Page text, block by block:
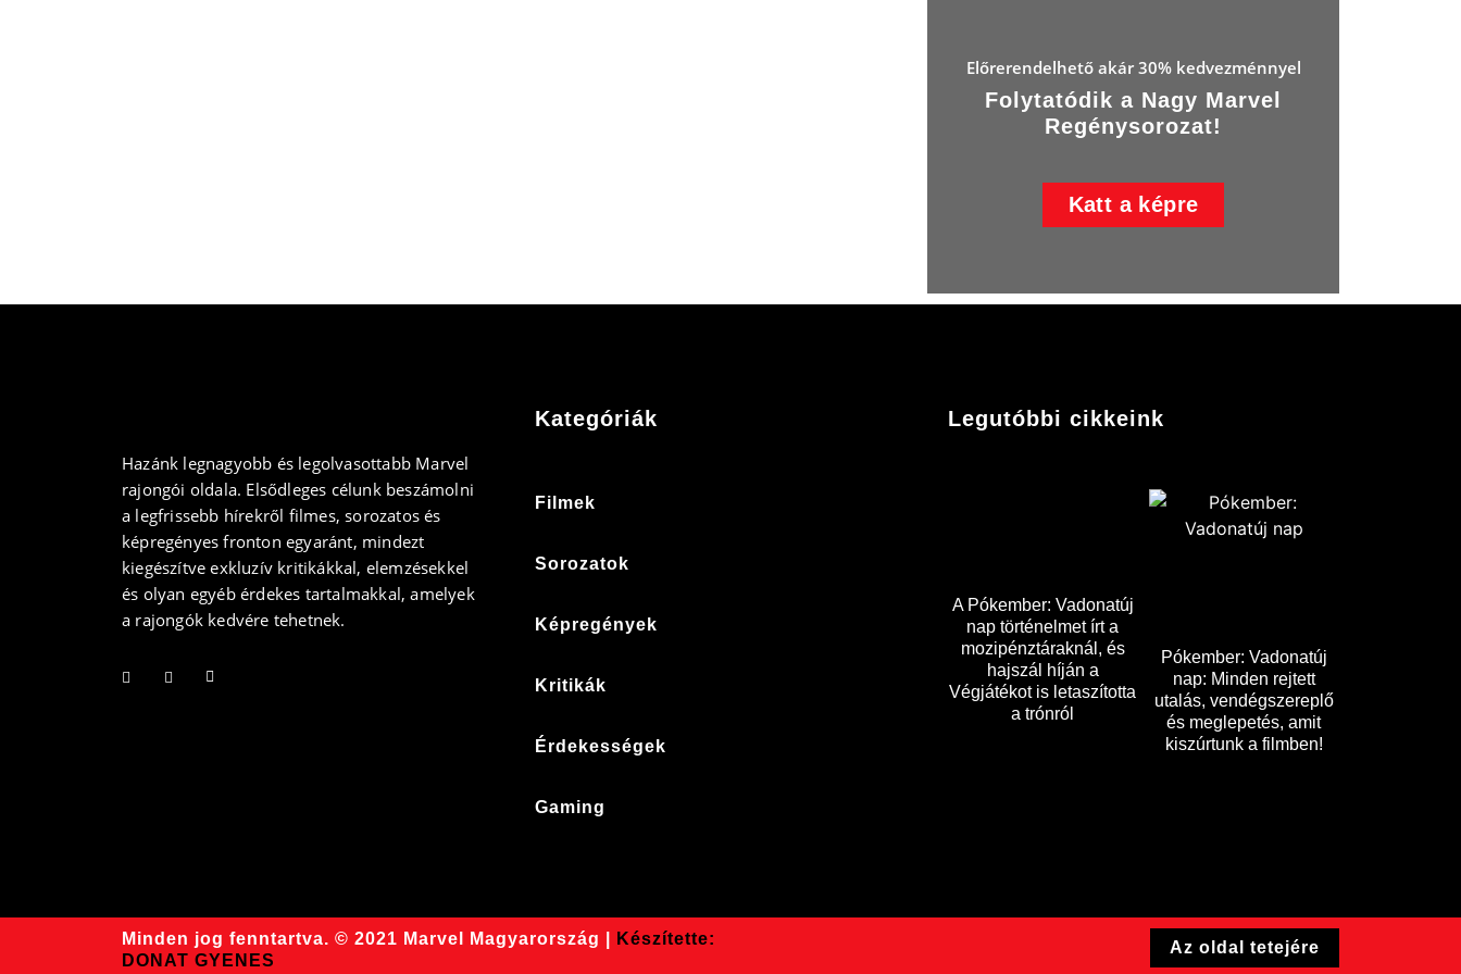
Előrerendelhető akár 30% kedvezménnyel
Folytatódik a Nagy Marvel
Regénysorozat!
Katt a képre
Hazánk legnagyobb és legolvasottabb Marvel
rajongói oldala. Elsődleges célunk beszámolni
a legfrissebb hírekről filmes, sorozatos és
képregényes fronton egyaránt, mindezt
kiegészítve exkluzív kritikákkal, elemzésekkel
és olyan egyéb érdekes tartalmakkal, amelyek
a rajongók kedvére tehetnek.
Kategóriák
Filmek
Sorozatok
Képregények
Kritikák
Érdekességek
Gaming
Legutóbbi cikkeink
A Pókember: Vadonatúj
nap történelmet írt a
mozipénztáraknál, és
hajszál híján a
Végjátékot is letaszította
a trónról
Pókember: Vadonatúj
nap: Minden rejtett
utalás, vendégszereplő
és meglepetés, amit
kiszúrtunk a filmben!
Minden jog fenntartva. © 2021 Marvel Magyarország |
Készítette:
DONAT GYENES
Az oldal tetejére